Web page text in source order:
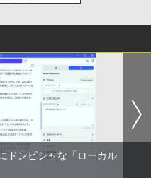
グレード版】AOKIMI ワイヤ
アリング Type-C充電 マイク
式音量調整 スポーツ/通勤/通
ワイト)
ミ REDMI Buds 8 Lite ワイヤ
5.4 ノイズキャンセ
時間再生
ver.)
ver.)
限定】 伊藤園 磨かれて、澄
水 2L 8本 ラベルレス [ ケース
ボトル ] [ 箱買い ] [ ストック
モノクロ版 39 (ジャンプ
ヤニ吸うふたり 9巻 (デジタル
ンコミックス)
ドンピシャな「ローカル